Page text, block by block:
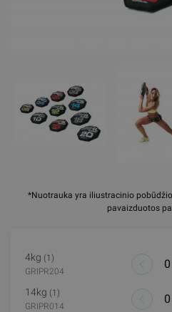
*Nuotrauka yra iliustracinio
pavaizduotos
4kg (1)
GRIPR204
14kg (1)
GRIPR014